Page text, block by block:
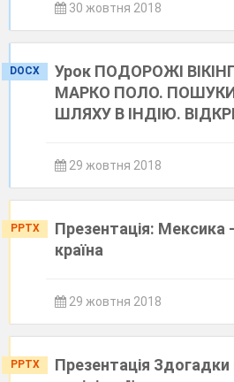
30 жовтня 2018
DOCX
Урок ПОДОРОЖІ
МАРКО ПОЛО.
ШЛЯХУ В ІНДІЮ.
29 жовтня 2018
PPTX
Презентація: Мексика
країна
29 жовтня 2018
PPTX
Презентація Здогадки